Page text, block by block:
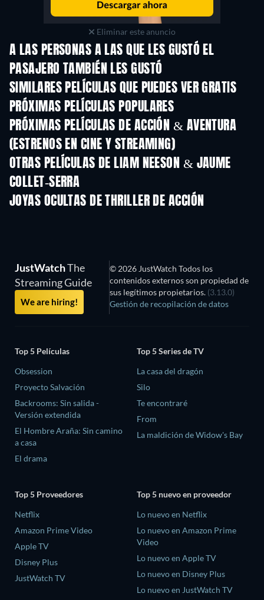
Eliminar este anuncio
A LAS PERSONAS A LAS QUE LES GUSTÓ EL
PASAJERO TAMBIÉN LES GUSTÓ
SIMILARES PELÍCULAS QUE PUEDES VER GRATIS
PRÓXIMAS PELÍCULAS POPULARES
PRÓXIMAS PELÍCULAS DE ACCIÓN & AVENTURA
(ESTRENOS EN CINE Y STREAMING)
OTRAS PELÍCULAS DE LIAM NEESON & JAUME
COLLET-SERRA
JOYAS OCULTAS DE THRILLER DE ACCIÓN
JustWatchThe
Streaming Guide
We are hiring!
© 2026 JustWatch Todos los
contenidos externos son propiedad de
sus legítimos propietarios. (3.13.0)
Gestión de recopilación de datos
Top 5 Películas
Obsession
Proyecto Salvación
Backrooms: Sin salida -
Versión extendida
El Hombre Araña: Sin camino
a casa
El drama
Top 5 Series de TV
La casa del dragón
Silo
Te encontraré
From
La maldición de Widow's Bay
Top 5 Proveedores
Netflix
Amazon Prime Video
Apple TV
Disney Plus
JustWatch TV
Top 5 nuevo en proveedor
Lo nuevo en Netflix
Lo nuevo en Amazon Prime
Video
Lo nuevo en Apple TV
Lo nuevo en Disney Plus
Lo nuevo en JustWatch TV